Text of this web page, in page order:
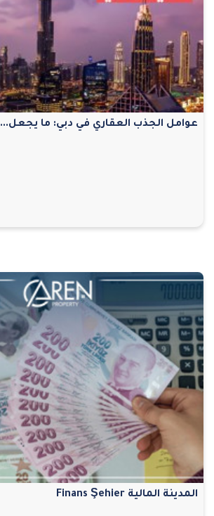
عوامل الجذب العقاري في دبي: ما يجعل...
المدينة المالية Finans Şehier